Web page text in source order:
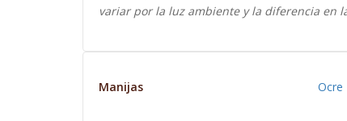
variar por la luz ambiente y la diferencia en
Manijas Ocre